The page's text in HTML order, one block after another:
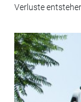
Verluste